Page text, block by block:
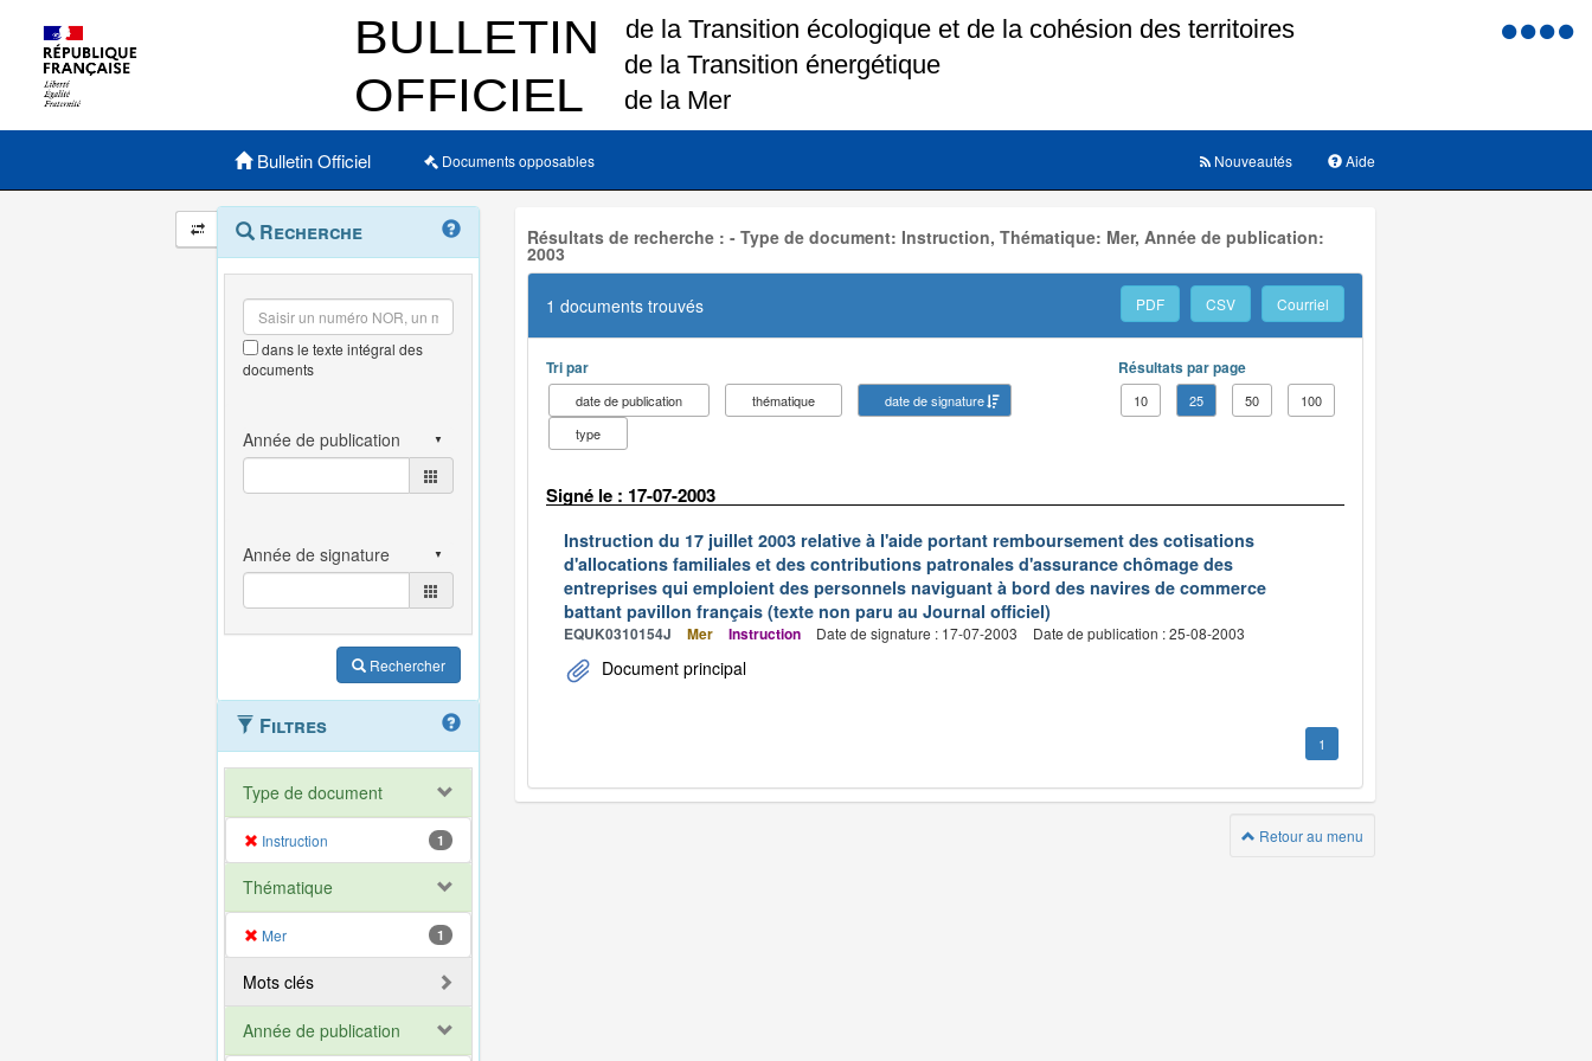
Menu
Menu principal
Bulletin Officiel Documents opposables Aide
Nouveautés
Navigation
et
outils
annexes
Menu
contextuel
Recherche
dans le texte intégral des
documents
Rechercher
Filtres
Type de document
Instruction 1
Thématique
Mer 1
Mots clés
Année de publication
Résultats de recherche : - Type de document: Instruction, Thématique: Mer, Année de publication:
2003
1 documents trouvés PDF CSV Courriel
Tri par
date de publication thématique
date de signature
type
Résultats par page
10 25 50 100
Signé le : 17-07-2003
Instruction du 17 juillet 2003 relative à l'aide portant remboursement des cotisations
d'allocations familiales et des contributions patronales d'assurance chômage des
entreprises qui emploient des personnels naviguant à bord des navires de commerce
battant pavillon français (texte non paru au Journal officiel)
EQUK0310154J Mer Instruction Date de signature : 17-07-2003 Date de publication : 25-08-2003
Document principal
1
Retour au menu